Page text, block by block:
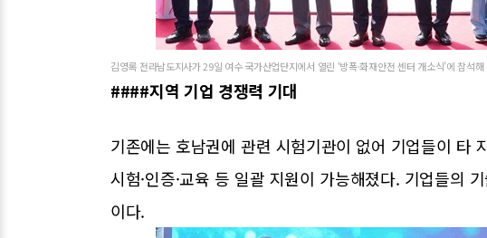
김영록 전라남도지사가 29일 여수 국가산업단지에서 열린 ‘방폭·화재안전 센터 개소식’에 참석
####지역 기업 경쟁력 기대
기존에는 호남권에 관련 시험기관이 없어 기업들이 타
시험·인증·교육 등 일괄 지원이 가능해졌다. 기업들의
이다.